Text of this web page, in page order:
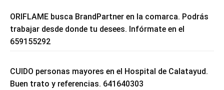
ORIFLAME busca BrandPartner en la comarca. Podrás
trabajar desde donde tu desees. Infórmate en el
659155292
CUIDO personas mayores en el Hospital de Calatayud.
Buen trato y referencias. 641640303